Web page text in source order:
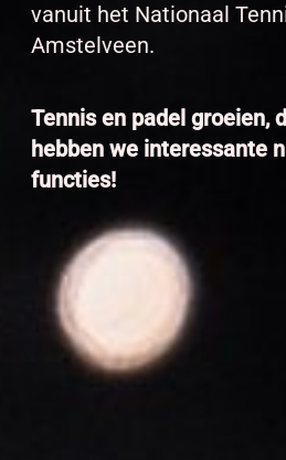
vanuit het Nationaal
Amstelveen.
Tennis en padel groeien,
hebben we interessante
functies!